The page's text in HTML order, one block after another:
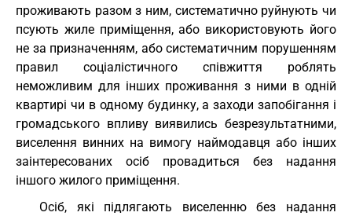
проживають разом з ним, систематично руйнують чи
псують жиле приміщення, або використовують його
не за призначенням, або систематичним порушенням
правил соціалістичного співжиття роблять
неможливим для інших проживання з ними в одній
квартирі чи в одному будинку, а заходи запобігання і
громадського впливу виявились безрезультатними,
виселення винних на вимогу наймодавця або інших
заінтересованих осіб провадиться без надання
іншого жилого приміщення.
Осіб, які підлягають виселенню без надання